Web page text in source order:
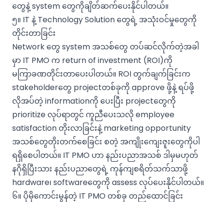
တွေနဲ့ system တွေကိုချိတ်ဆက်ပေးနိုင်ပါတယ်။
၅။ IT နဲ့ Technology Solution တွေရဲ့ အသုံးဝင်မှုတွေကို
တိုင်းတာခြင်း
Network တွေ system အသစ်တွေ တပ်ဆင်လိုက်တဲ့အခါ
မှာ IT PMO က return of investment (ROI)ကို
မကြာခဏတိုင်းတာပေးပါတယ်။ ROI တွက်ချက်ခြင်းက
stakeholderတွေ projectတစ်ခုကို approve ဖို့နဲ့ ရပ်ဖို့
လိုအပ်တဲ့ informationကို ပေးပြီး projectတွေကို
prioritize လုပ်ရာတွင် ကူညီပေးသလို employee
satisfaction တိုးလာခြင်းနဲ့ marketing opportunity
အသစ်တွေတိုးတက်စေခြင်း စတဲ့ အကျိုးကျေးဇူးတွေကိုပါ
ရရှိစေပါတယ်။ IT PMO ဟာ နည်းပညာအသစ် ဒါမှမဟုတ်
နဂိုရှိပြီးသား နည်းပညာတွေရဲ့ ကုန်ကျစရိတ်သက်သာဖို့
hardware၊ softwareတွေကို assess လုပ်ပေးနိုင်ပါတယ်။
၆။ ပိုမိုကောင်းမွန်တဲ့ IT PMO တစ်ခု တည်ထောင်ခြင်း